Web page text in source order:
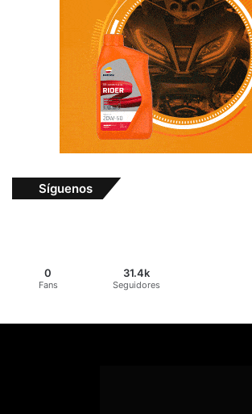
Síguenos
0
Fans
31.4k
Seguidores